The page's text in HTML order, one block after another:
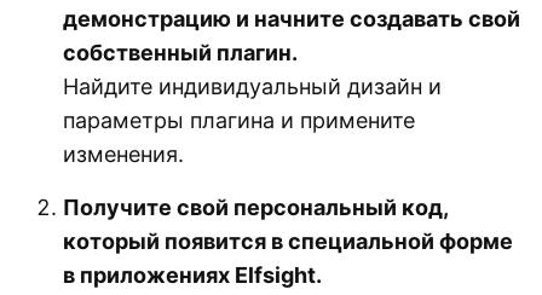
демонстрацию и начните создавать свой
собственный плагин.
Найдите индивидуальный дизайн и
параметры плагина и примените
изменения.
Получите свой персональный код,
который появится в специальной форме
в приложениях Elfsight.